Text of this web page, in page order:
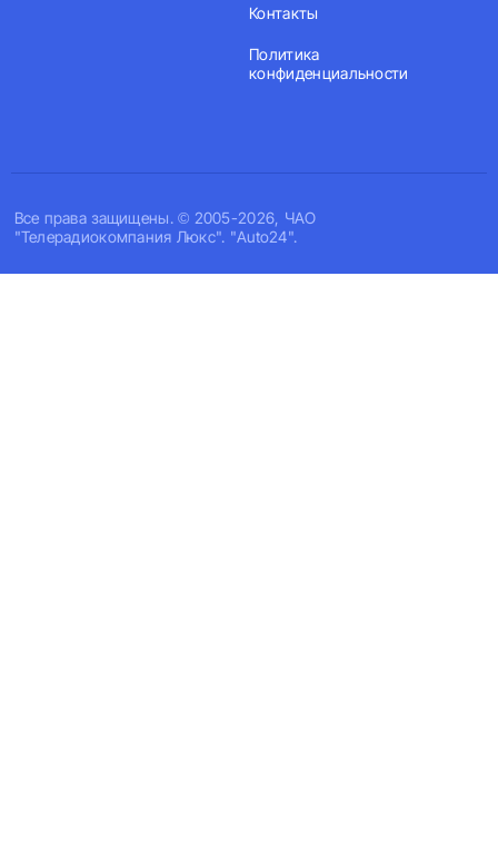
Все права защищены. © 2005-2026, ЧАО
"Телерадиокомпания Люкс". "Auto24".
Контакты
Политика
конфиденциальности